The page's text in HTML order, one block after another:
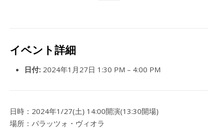
イベント詳細
日付: 2024年1月27日 1:30 PM – 4:00 PM
日時：2024年1/27(土) 14:00開演(13:30開場)
場所：パラッツォ・ヴィオラ